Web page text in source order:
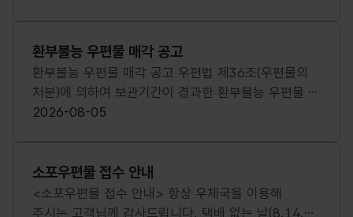
2026.9.5.(1개월) 청구기간: 공고일로부터 1년 이내
(환부청구 없을 시 국고에 귀속됨) 우편물 목록:
첨부참조 담당부터: 하남우체국 지원과(070-4274-
7037) 2026.8.6. 하남우체국장
환부불능 우편물 매각 공고
환부불능 우편물 매각 공고 우편법 제36조(우편물의
처분)에 의하여 보관기간이 경과한 환부불능 우편물 중
유가물에 대하여 아래와 같이 매각하고자 하오니 관심
매각방법 : 최고가 입찰자에 낙찰 (입찰신청서 작성
제출) 다. 실물확인 : 성남우체국 4층 대회의실 2.
입찰신청서 접수 기간 : 2026. 8. 5.(수) ~ 2026. 8.
2026-08-05
소포우편물 접수 안내
<소포우편물 접수 안내> 항상 우체국을 이용해
주시는 고객님께 감사드립니다. 택배 없는 날(8.14.금